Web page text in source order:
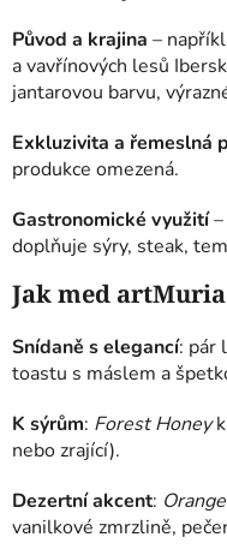
Původ a krajina –
a vavřínových lesů
jantarovou barvu,
Exkluzivita a řemeslná
produkce omezená.
Gastronomické využití–
doplňuje sýry, steak,
Jak med
Snídaně s elegancí: pár
toastu s máslem a
K sýrům: Forest Honey
nebo zrající).
Dezertní akcent:
vanilkové zmrzlině,